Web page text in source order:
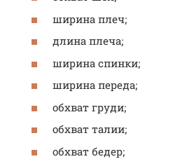
ширина плеч;
длина плеча;
ширина спинки;
ширина переда;
обхват груди;
обхват талии;
обхват бедер;